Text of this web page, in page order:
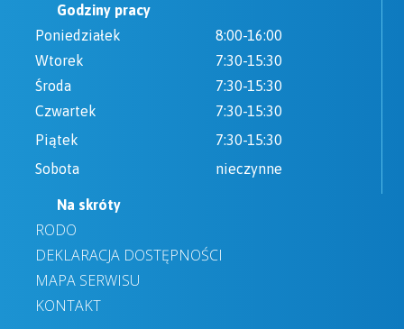
Godziny pracy
Poniedziałek
8:00-16:00
Wtorek
7:30-15:30
Środa
7:30-15:30
Czwartek
7:30-15:30
Piątek
7:30-15:30
Sobota
nieczynne
Na skróty
RODO
DEKLARACJA DOSTĘPNOŚCI
MAPA SERWISU
KONTAKT